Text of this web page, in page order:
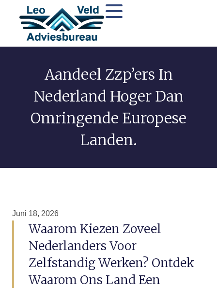
Aandeel Zzp’ers In
Nederland Hoger Dan
Omringende Europese
Landen.
Juni 18, 2026
Waarom Kiezen Zoveel
Nederlanders Voor
Zelfstandig Werken? Ontdek
Waarom Ons Land Een